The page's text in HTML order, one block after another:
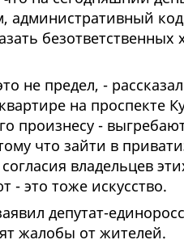
не предел, -
на проспекте
произнесу -
что зайти в
владельцев
это тоже искусство.
депутат-
жалобы от жителей.